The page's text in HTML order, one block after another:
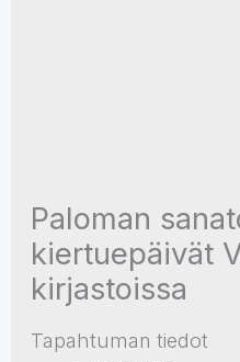
Paloman
kiertuepäivät
kirjastoissa
Tapahtuman tiedot